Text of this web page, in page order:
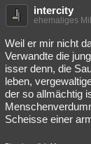
intercity
ehemaliges
Weil er mir nicht
Verwandte die
isser denn, die
leben,
der so allmächtig
Scheisse einer